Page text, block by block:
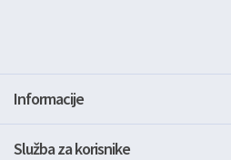
Informacije
Služba za korisnike